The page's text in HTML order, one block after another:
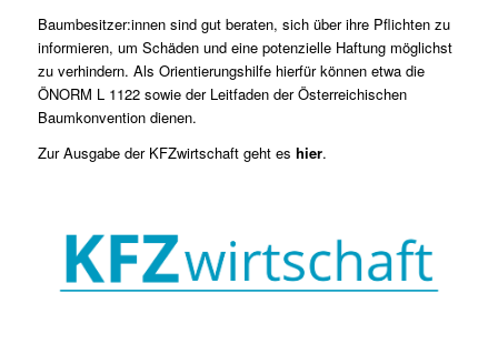
Baumbesitzer:innen sind gut beraten, sich über ihre Pflichten zu
informieren, um Schäden und eine potenzielle Haftung möglichst
zu verhindern. Als Orientierungshilfe hierfür können etwa die
ÖNORM L 1122 sowie der Leitfaden der Österreichischen
Baumkonvention dienen.
Zur Ausgabe der KFZwirtschaft geht es hier.